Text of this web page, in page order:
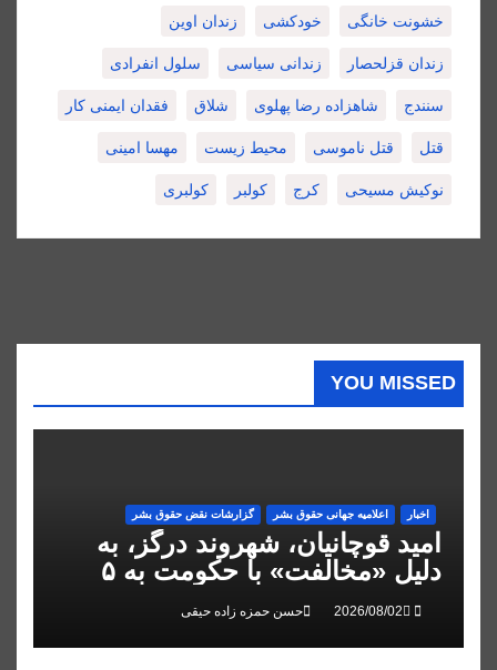
خشونت خانگی خودکشی زندان اوین
زندان قزلحصار زندانی سیاسی سلول انفرادی
سنندج شاهزاده رضا پهلوی شلاق فقدان ایمنی کار
قتل قتل ناموسی محیط زیست مهسا امینی
نوکیش مسیحی کرج کولبر کولبری
YOU MISSED
اخبار اعلاميه جهانی حقوق بشر گزارشات نقض حقوق بشر
امید قوچانیان، شهروند درگز، به
دلیل «مخالفت» با حکومت به ۵
سال زندان محکوم شد
حسن حمزه زاده حیقی